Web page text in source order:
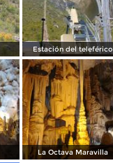
Estación del teleférico
La Octava Maravilla